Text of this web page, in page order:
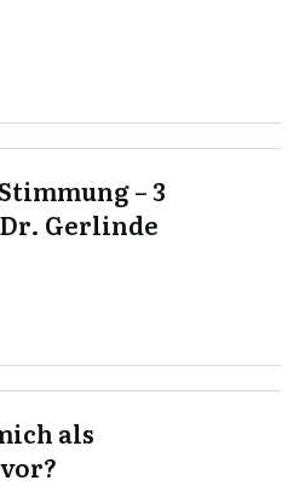
– 3
Gerlinde
als